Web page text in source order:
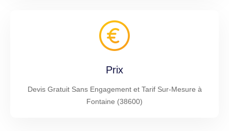
Prix
Devis Gratuit Sans Engagement et Tarif Sur-Mesure à
Fontaine (38600)